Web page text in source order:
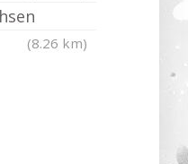
(8.26 km)